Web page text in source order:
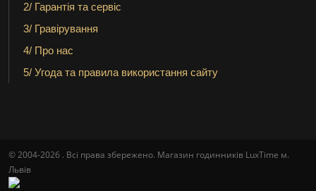
2/ Гарантія та сервіс
3/ Гравірування
4/ Про нас
5/ Угода та правила використання сайту
© 2004-2026 . Всі права збережено. Магазин годинників LuxTime м.
Львів